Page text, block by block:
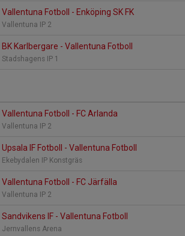
Vallentuna Fotboll - Enköping SK FK
Vallentuna IP 2
BK Karlbergare - Vallentuna Fotboll
Stadshagens IP 1
Vallentuna Fotboll - FC Arlanda
Vallentuna IP 2
Upsala IF Fotboll - Vallentuna Fotboll
Ekebydalen IP Konstgräs
Vallentuna Fotboll - FC Järfälla
Vallentuna IP 2
Sandvikens IF - Vallentuna Fotboll
Jernvallens Arena